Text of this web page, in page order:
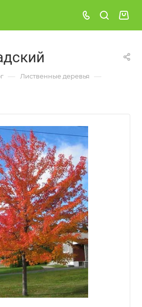
— Лиственные деревья —